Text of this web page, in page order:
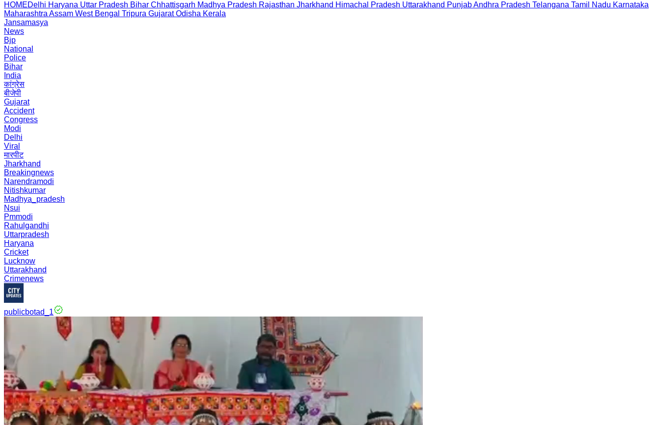
HOMEDelhi Haryana Uttar Pradesh Bihar Chhattisgarh Madhya Pradesh Rajasthan Jharkhand Himachal Pradesh Uttarakhand PunjabAndhra Pradesh Telangana Tamil Nadu Karnataka
Maharashtra Assam West Bengal Tripura Gujarat Odisha Kerala
Jansamasya
News
Bjp
National
Police
Bihar
India
कांग्रेस
बीजेपी
Gujarat
Accident
Congress
Modi
Delhi
Viral
मारपीट
Jharkhand
Breakingnews
Narendramodi
Nitishkumar
Madhya_pradesh
Nsui
Pmmodi
Rahulgandhi
Uttarpradesh
Haryana
Cricket
Lucknow
Uttarakhand
Crimenews
publicbotad_1